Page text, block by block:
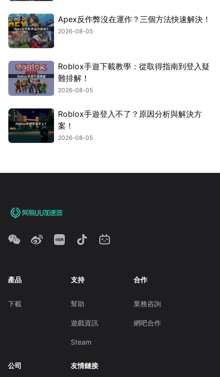
Apex反作弊沒在運作？三個方法快速解決！
2026-08-05
Roblox手遊下載教學：從取得指南到登入疑
難排解！
2026-08-05
Roblox手遊登入不了？原因分析與解決方
案！
2026-08-05
產品
下載
支持
幫助
遊戲資訊
Steam
合作
業務咨詢
網吧合作
公司 友情鏈接